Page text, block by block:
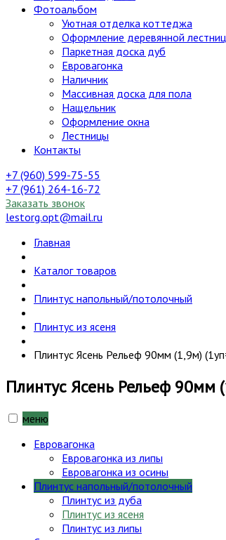
Фотоальбом
Уютная отделка коттеджа
Оформление деревянной
Паркетная доска дуб
Евровагонка
Наличник
Массивная доска для пола
Нащельник
Оформление окна
Лестницы
Контакты
+7 (960) 599-75-55
+7 (961) 264-16-72
Заказать звонок
lestorg.opt@mail.ru
Главная
Каталог товаров
Плинтус напольный/потолочный
Плинтус из ясеня
Плинтус Ясень Рельеф 90мм (1,9м)
Плинтус Ясень Рельеф 90мм
меню
Евровагонка
Евровагонка из липы
Евровагонка из осины
Плинтус напольный/потолочный
Плинтус из дуба
Плинтус из ясеня
Плинтус из липы